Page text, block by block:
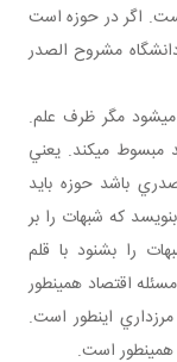
اگر در حوزه است
مشروح الصدر
شود مگر ظرف علم.
مبسوط مي کند. يعني
باشد حوزه بايد
که شبهات را بر
را بشنود با قلم
اقتصاد همين طور
اين طور است.
طور است.